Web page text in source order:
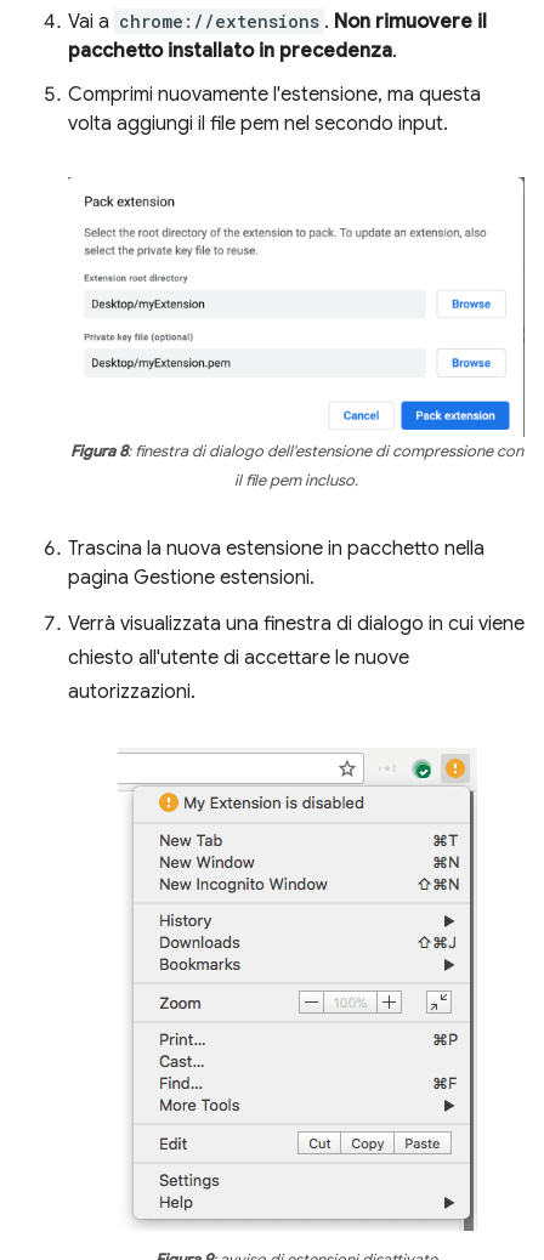
Vai a chrome://extensions . Non rimuovere il
pacchetto installato in precedenza.
Comprimi nuovamente l'estensione, ma questa
volta aggiungi il file pem nel secondo input.
Figura 8: finestra di dialogo dell'estensione di compressione con
il file pem incluso.
Trascina la nuova estensione in pacchetto nella
pagina Gestione estensioni.
Verrà visualizzata una finestra di dialogo in cui viene
chiesto all'utente di accettare le nuove
autorizzazioni.